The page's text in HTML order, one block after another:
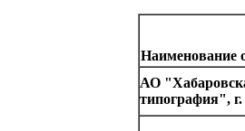
Наименование
АО
типография",